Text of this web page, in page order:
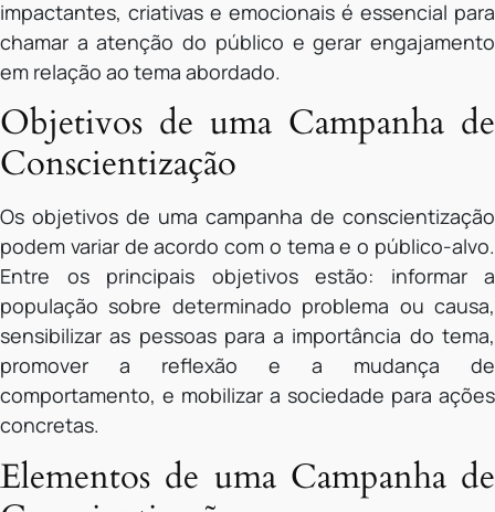
impactantes, criativas e emocionais é essencial para
chamar a atenção do público e gerar engajamento
em relação ao tema abordado.
Objetivos de uma Campanha de
Conscientização
Os objetivos de uma campanha de conscientização
podem variar de acordo com o tema e o público-alvo.
Entre os principais objetivos estão: informar a
população sobre determinado problema ou causa,
sensibilizar as pessoas para a importância do tema,
promover a reflexão e a mudança de
comportamento, e mobilizar a sociedade para ações
concretas.
Elementos de uma Campanha de